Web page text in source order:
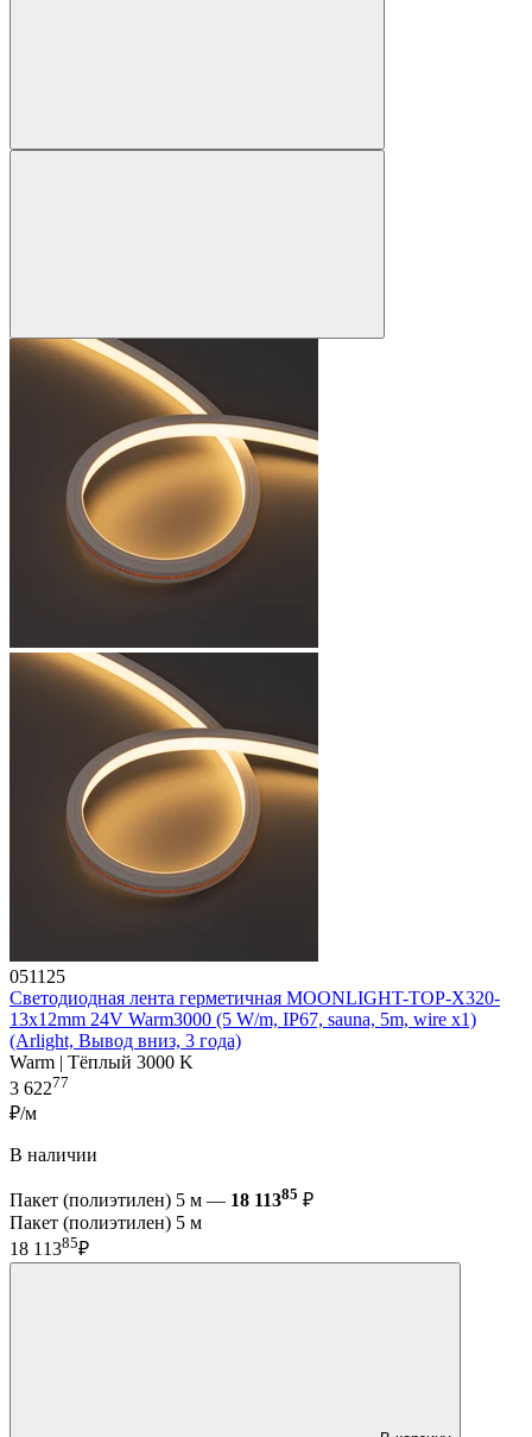
051125
Светодиодная лента герметичная MOONLIGHT-TOP-X320-
13x12mm 24V Warm3000 (5 W/m, IP67, sauna, 5m, wire x1)
(Arlight, Вывод вниз, 3 года)
Warm | Тёплый 3000 K
3 62277
₽/м
В наличии
Пакет (полиэтилен) 5 м — 18 11385 ₽
Пакет (полиэтилен) 5 м
18 11385₽